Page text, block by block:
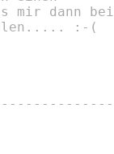
mir dann bei
:-(